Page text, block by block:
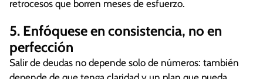
retrocesos que borren meses de esfuerzo.
5. Enfóquese en consistencia, no en
perfección
Salir de deudas no depende solo de números: también